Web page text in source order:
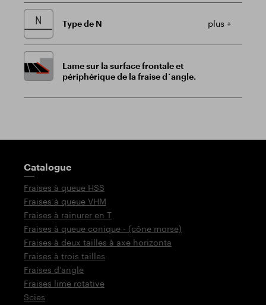
Type de N plus +
Lame sur la surface frontale et
périphérique de la fraise d´angle.
Poteau indicateur
Catalogue
Fraises à queue HSS
Fraises à queue VHM
Fraises à rainurer en T
Fraises à queue conique - (cône morse)
Fraises à deux tailles à axe horizonta
Fraises à trois tailles
Fraises d‘angle
Fraises lime rotative
Scies